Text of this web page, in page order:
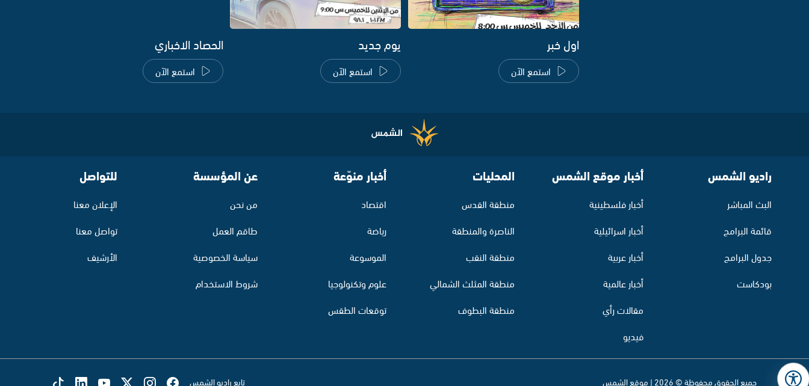
اول خبر
استمع الآن
يوم جديد
استمع الآن
الحصاد الاخباري
استمع الآن
راديو الشمس
البث المباشر
قائمة البرامج
جدول البرامج
بودكاست
أخبار موقع الشمس
أخبار فلسطينية
أخبار اسرائيلية
أخبار عربية
أخبار عالمية
مقالات رأي
فيديو
المحليات
منطقة القدس
الناصرة والمنطقة
منطقة النقب
منطقة المثلث الشمالي
منطقة البطوف
أخبار منوّعة
اقتصاد
رياضة
الموسوعة
علوم وتكنولوجيا
توقعات الطقس
عن المؤسسة
من نحن
طاقم العمل
سياسة الخصوصية
شروط الاستخدام
للتواصل
الإعلان معنا
تواصل معنا
الأرشيف
جميع الحقوق محفوظة © 2026 | موقع الشمس تابع راديو الشمس